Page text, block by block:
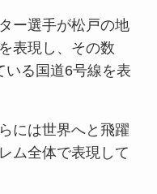
ー選手が松戸の地
表現し、その数
いる国道6号線を表
には世界へと飛躍
ム全体で表現して